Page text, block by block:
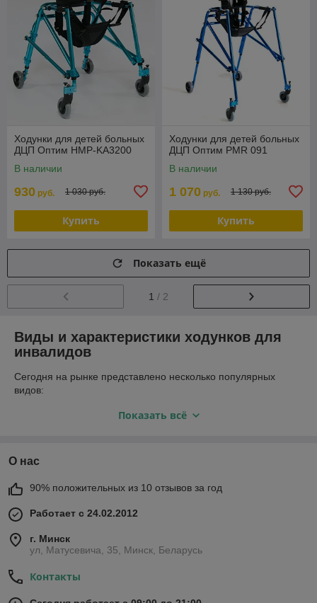
Ходунки для детей больных
ДЦП Оптим HMP-KA3200
В наличии
930 руб. 1 030 руб.
Купить
Ходунки для детей больных
ДЦП Оптим PMR 091
В наличии
1 070 руб. 1 130 руб.
Купить
Показать ещё
1 / 2
Виды и характеристики ходунков для
инвалидов
Сегодня на рынке представлено несколько популярных
видов:
Роллаторы без сиденья – есть возможность
регулировки высоты. По факту, это обычная опора с
моделей дополнительно имеется подлокотник.
Модель с сиденьем – в качестве дополнительного
девайса присутствует корзина для покупок, лекарств,
нужных вещей.
присутствует:
Специальные обрезиненные ручки, чтобы в период
Показать всё
О нас
90% положительных из 10 отзывов за год
Работает с 24.02.2012
г. Минск
ул, Матусевича, 35, Минск, Беларусь
Контакты